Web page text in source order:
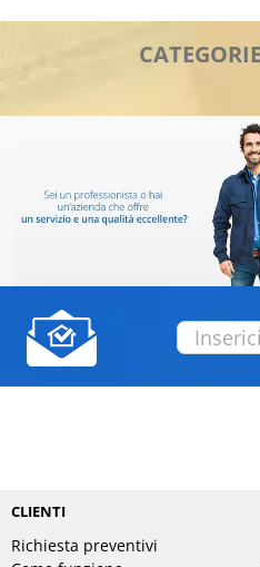
CLIENTI
Richiesta preventivi